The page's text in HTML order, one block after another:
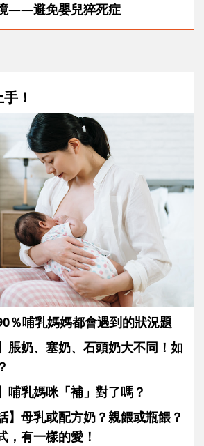
——避免嬰兒猝死症
！
％哺乳媽媽都會遇到的狀況題
脹奶、塞奶、石頭奶大不同！如
哺乳媽咪「補」對了嗎？
】母乳或配方奶？親餵或瓶餵？
，有一樣的愛！